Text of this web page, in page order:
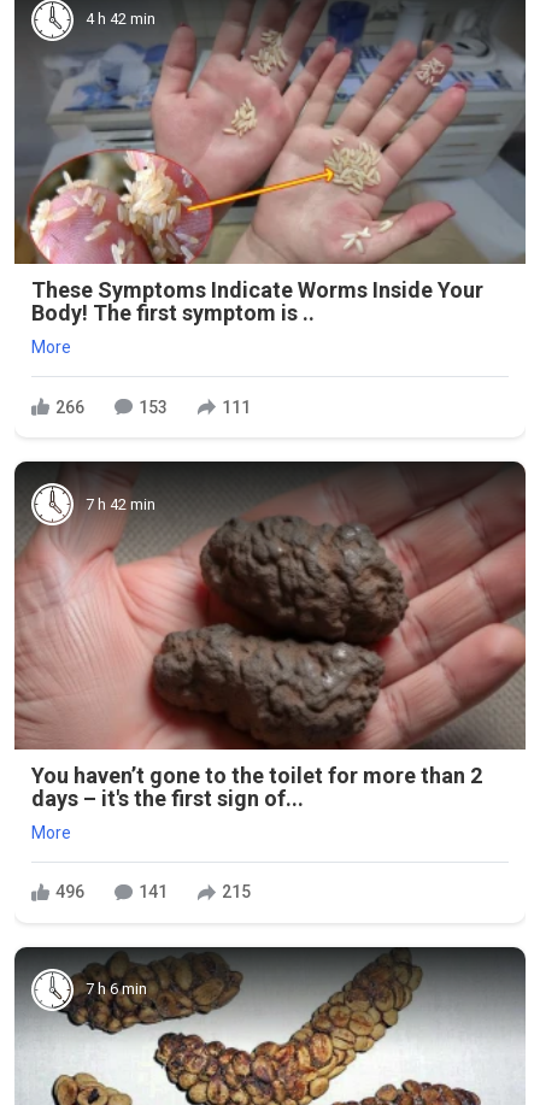
4 h 42 min
These Symptoms Indicate Worms Inside Your
Body! The first symptom is ..
More
266 153 111
7 h 42 min
You haven’t gone to the toilet for more than 2
days – it's the first sign of...
More
496 141 215
7 h 6 min